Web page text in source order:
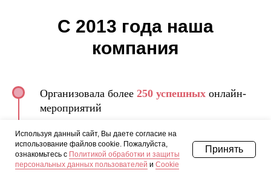
C 2013 года наша
компания
Организовала более 250 успешных онлайн-
мероприятий
Более 10 000 руководителей
предприятий индустрии красоты обучились у
нас
Используя данный сайт, Вы даете согласие на
использование файлов cookie. Пожалуйста,
ознакомьтесь с Политикой обработки и защиты
персональных данных пользователей и Cookie
Принять